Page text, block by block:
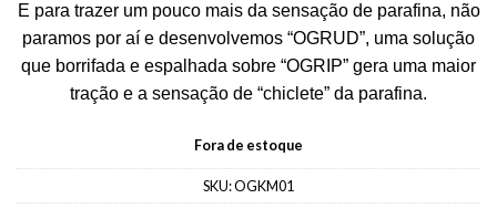
E para trazer um pouco mais da sensação de parafina, não
paramos por aí e desenvolvemos “OGRUD”, uma solução
que borrifada e espalhada sobre “OGRIP” gera uma maior
tração e a sensação de “chiclete” da parafina.
Fora de estoque
SKU:OGKM01